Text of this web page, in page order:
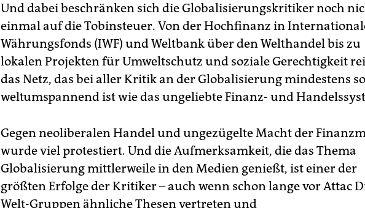
Und dabei beschränken sich die Globalisierungskritiker noch
einmal auf die Tobinsteuer. Von der Hochfinanz in
Währungsfonds (IWF) und Weltbank über den Welthandel bis zu
lokalen Projekten für Umweltschutz und soziale Gerechtigkeit
das Netz, das bei aller Kritik an der Globalisierung mindestens so
weltumspannend ist wie das ungeliebte Finanz- und
Gegen neoliberalen Handel und ungezügelte Macht der
wurde viel protestiert. Und die Aufmerksamkeit, die das Thema
Globalisierung mittlerweile in den Medien genießt, ist einer der
größten Erfolge der Kritiker – auch wenn schon lange vor Attac
Welt-Gruppen ähnliche Thesen vertreten und